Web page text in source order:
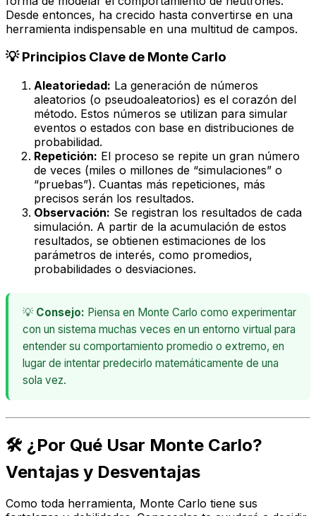
Desde entonces, ha crecido hasta convertirse en una
herramienta indispensable en una multitud de campos.
💡 Principios Clave de Monte Carlo
Aleatoriedad: La generación de números
aleatorios (o pseudoaleatorios) es el corazón del
método. Estos números se utilizan para simular
eventos o estados con base en distribuciones de
probabilidad.
Repetición: El proceso se repite un gran número
de veces (miles o millones de “simulaciones” o
“pruebas”). Cuantas más repeticiones, más
precisos serán los resultados.
Observación: Se registran los resultados de cada
simulación. A partir de la acumulación de estos
resultados, se obtienen estimaciones de los
parámetros de interés, como promedios,
probabilidades o desviaciones.
💡 Consejo: Piensa en Monte Carlo como experimentar
con un sistema muchas veces en un entorno virtual para
entender su comportamiento promedio o extremo, en
lugar de intentar predecirlo matemáticamente de una
sola vez.
🛠️ ¿Por Qué Usar Monte Carlo?
Ventajas y Desventajas
Como toda herramienta, Monte Carlo tiene sus